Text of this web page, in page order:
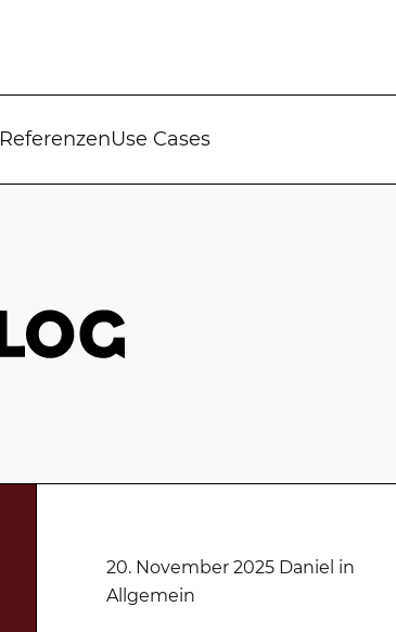
ReferenzenUse Cases
20. November 2025 Daniel in
Allgemein